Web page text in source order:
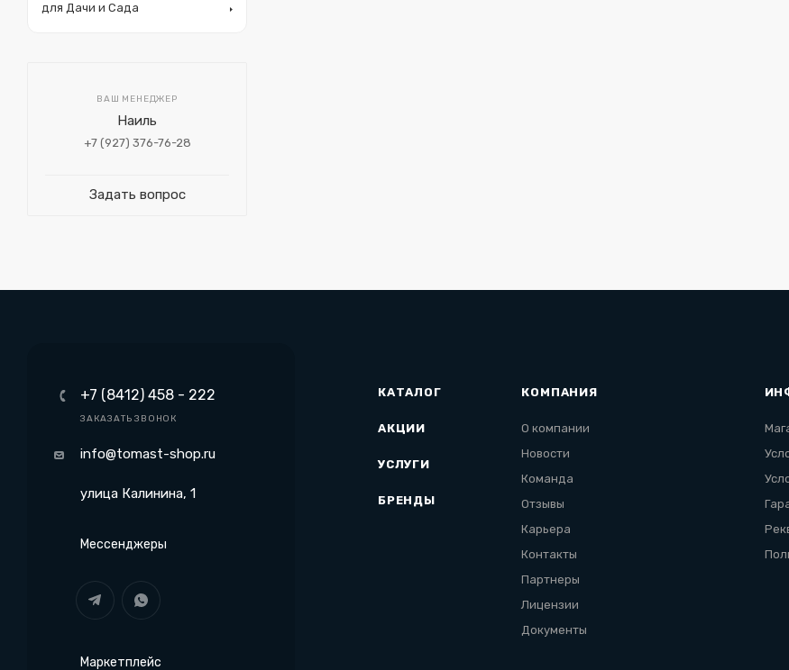
для Дачи и Сада
ВАШ МЕНЕДЖЕР
Наиль
+7 (927) 376-76-28
Задать вопрос
+7 (8412) 458 - 222
ЗАКАЗАТЬ ЗВОНОК
info@tomast-shop.ru
улица Калинина, 1
Мессенджеры
Маркетплейс
КАТАЛОГ
АКЦИИ
УСЛУГИ
БРЕНДЫ
КОМПАНИЯ
О компании
Новости
Команда
Отзывы
Карьера
Контакты
Партнеры
Лицензии
Документы